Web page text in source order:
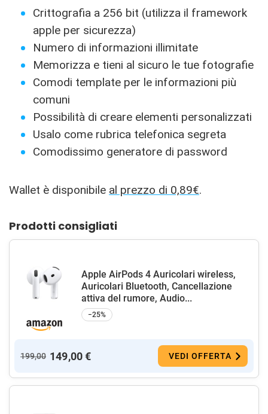
Crittografia a 256 bit (utilizza il framework
apple per sicurezza)
Numero di informazioni illimitate
Memorizza e tieni al sicuro le tue fotografie
Comodi template per le informazioni più
comuni
Possibilità di creare elementi personalizzati
Usalo come rubrica telefonica segreta
Comodissimo generatore di password
Wallet è disponibile al prezzo di 0,89€.
Prodotti consigliati
Apple AirPods 4 Auricolari wireless,
Auricolari Bluetooth, Cancellazione
attiva del rumore, Audio...
−25%
199,00 149,00 € VEDI OFFERTA